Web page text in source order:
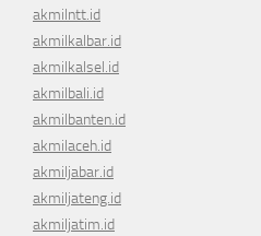
akmilntt.id
akmilkalbar.id
akmilkalsel.id
akmilbali.id
akmilbanten.id
akmilaceh.id
akmiljabar.id
akmiljateng.id
akmiljatim.id